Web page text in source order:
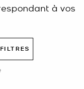
à vos